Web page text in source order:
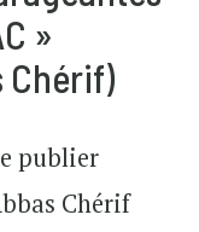
»
Chérif)
publier
Chérif